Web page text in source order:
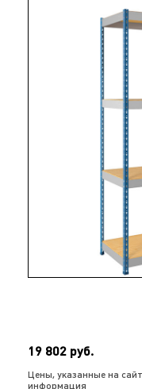
19 802 руб.
Цены, указанные на
информация